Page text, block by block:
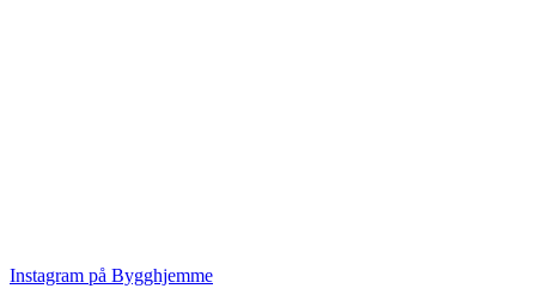
Instagram på Bygghjemme